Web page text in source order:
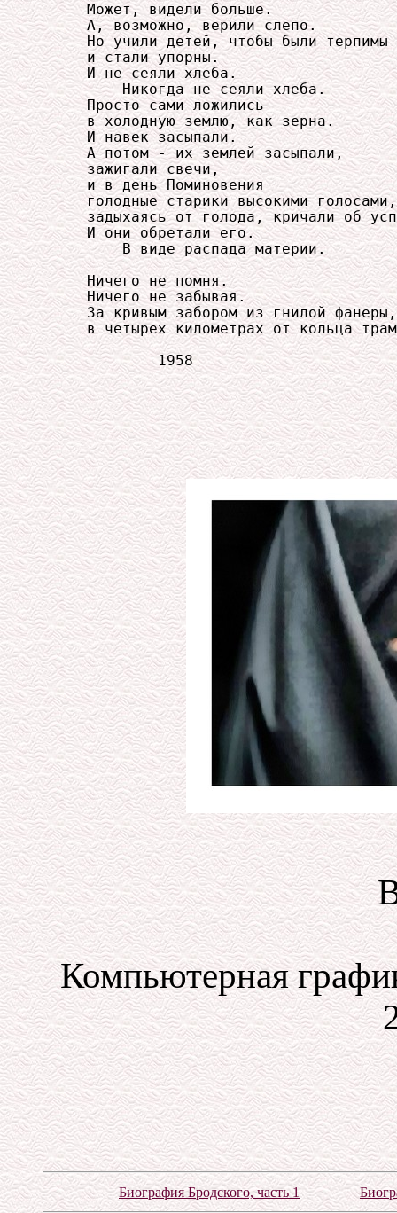
     Может, видели больше.
     А, возможно, верили слепо.
     Но учили детей, чтобы были терпимы
     и стали упорны.
     И не сеяли хлеба.
         Никогда не сеяли хлеба.
     Просто сами ложились
     в холодную землю, как зерна.
     И навек засыпали.
     А потом - их землей засыпали,
     зажигали свечи,
     и в день Поминовения
     голодные старики высокими голосами,
задыхаясь от голода, кричали об
     И они обретали его.
         В виде распада материи.
     Ничего не помня.
     Ничего не забывая.
     За кривым забором из гнилой фанеры,
в четырех километрах от кольца
             1958
Компьютерная
Биография Бродского, часть 1